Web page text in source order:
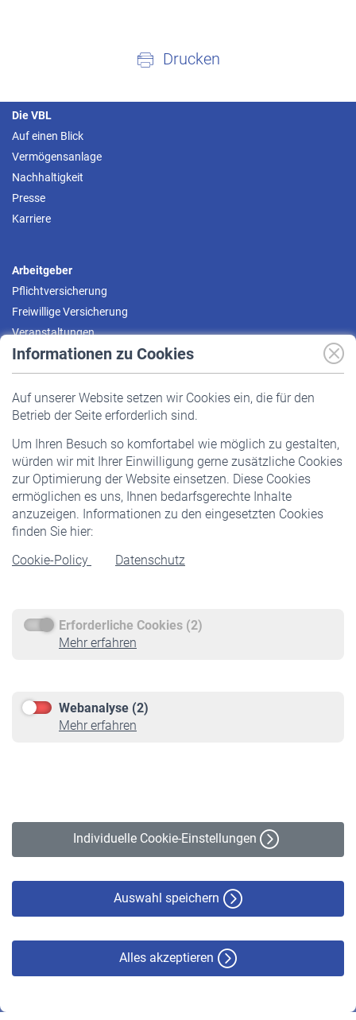
Informationen zu Cookies
Auf unserer Website setzen wir Cookies ein, die für den
Betrieb der Seite erforderlich sind.
Um Ihren Besuch so komfortabel wie möglich zu gestalten,
würden wir mit Ihrer Einwilligung gerne zusätzliche Cookies
zur Optimierung der Website einsetzen. Diese Cookies
ermöglichen es uns, Ihnen bedarfsgerechte Inhalte
anzuzeigen. Informationen zu den eingesetzten Cookies
finden Sie hier:
Cookie-Policy
Datenschutz
Erforderliche Cookies (2)
Mehr erfahren
Webanalyse (2)
Mehr erfahren
Individuelle Cookie-Einstellungen
Auswahl speichern
Alles akzeptieren
Drucken
Die VBL
Auf einen Blick
Vermögensanlage
Nachhaltigkeit
Presse
Karriere
Arbeitgeber
Pflichtversicherung
Freiwillige Versicherung
Veranstaltungen
Pflichtversicherung
Staatliche Förderung
Veranstaltungen
Rentner
Rentenbeginn
Rente beantragen
Service
Informationen
Online-Rechner
VBLnewsletter
Erklärung zur Barrierefreiheit
© VBL 2026